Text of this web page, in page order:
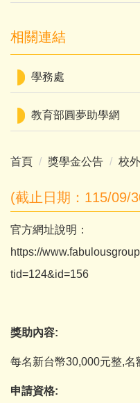
相關連結
學務處
教育部圓夢助學網
首頁 獎學金公告 校
(截止日期：115/09/
官方網址說明：
https://
tid=124&id=156
獎助內容:
每名新台幣30,000元整,名
申請資格: